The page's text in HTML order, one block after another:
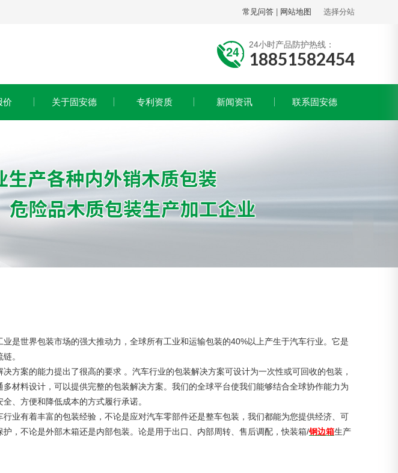
选择分站
常见问答 网站地图
24小时产品防护热线：
18851582454
价 关于固安德 专利资质 新闻资讯 联系固安德
是世界包装市场的强大推动力，全球所有工业和运输包装的40%以上产生于汽车行业。它是
。
方案的能力提出了很高的要求 。汽车行业的包装解决方案可设计为一次性或可回收的包装，
材料设计，可以提供完整的包装解决方案。我们的全球平台使我们能够结合全球协作能力为
、方便和降低成本的方式履行承诺。
业有着丰富的包装经验，不论是应对汽车零部件还是整车包装，我们都能为您提供经济、可
，不论是外部木箱还是内部包装。论是用于出口、内部周转、售后调配，快装箱/钢边箱生产